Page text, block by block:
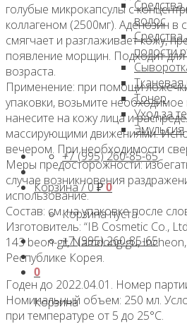
Средства
волос
Средства
полости
Тканевая
Тонер
Уход за
Эмульсия
+7 (995) 260-85-65
Корзина /0₽0
Корзина пуста.
+7 (995) 260-85-65
0
Корзина
голубые микрокапсулы с
коллагеном (2500мг). Аденозин в
смягчает и разглаживает кожу,
появление морщин. Подходит
возраста.
Применение: при помощи
упаковки, возьмите
нанесите на кожу лица и
массирующими движениями.
вечером. При необходимости
Меры предосторожности:
случае возникновения
использование.
Состав: см. на упаковке после
Изготовитель: “IB Cosmetic Co.,
143 beon-gil, Namdong-gu,
Республике Корея.
Годен до 2022.04.01. Номер
Номинальный объем: 250 мл.
при температуре от 5 до 25°С.